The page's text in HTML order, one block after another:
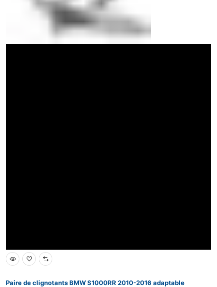
Paire de clignotants BMW S1000RR 2010-2016 adaptable